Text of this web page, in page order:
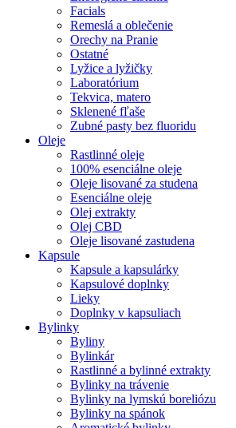
Facials
Remeslá a oblečenie
Orechy na Pranie
Ostatné
Lyžice a lyžičky
Laboratórium
Tekvica, matero
Sklenené fľaše
Zubné pasty bez fluoridu
Oleje
Rastlinné oleje
100% esenciálne oleje
Oleje lisované za studena
Esenciálne oleje
Olej extrakty
Olej CBD
Oleje lisované zastudena
Kapsule
Kapsule a kapsulárky
Kapsulové doplnky
Lieky
Doplnky v kapsuliach
Bylinky
Byliny
Bylinkár
Rastlinné a bylinné extrakty
Bylinky na trávenie
Bylinky na lymskú boreliózu
Bylinky na spánok